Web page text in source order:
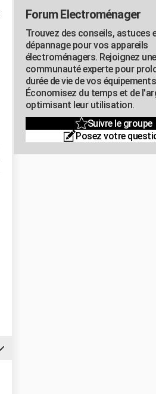
Forum Electroménager
Trouvez des conseils, astuces
dépannage pour vos appareils
électroménagers. Rejoignez une
communauté experte pour
durée de vie de vos
Économisez du temps et de
optimisant leur utilisation.
Suivre le groupe
Posez votre